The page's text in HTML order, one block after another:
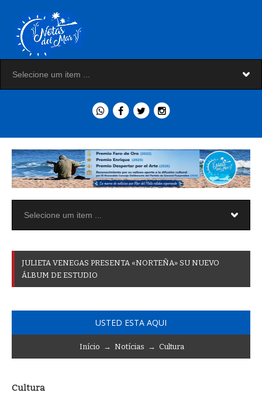
JULIETA VENEGAS PRESENTA «NORTEÑA» SU NUEVO
ÁLBUM DE ESTUDIO
USTED ESTA AQUI
Início → Notícias → Cultura
Cultura